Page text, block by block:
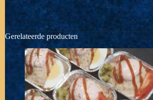
Gerelateerde producten